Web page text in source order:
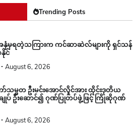
Trending Posts
မှရတဲ့သကြားက ကင်ဆာဆဲလ်များကို ရှင်သန်
င်
August 6, 2026
ာ်သမ္မတ ဦးမင်းအောင်လှိုင်အား ထိုင်းဒုတိယ
ချုပ် ဦးဆောင်၍ ဂုဏ်ပြုတပ်ဖွဲ့ဖြင့် ကြိုဆိုဂုဏ်
August 6, 2026